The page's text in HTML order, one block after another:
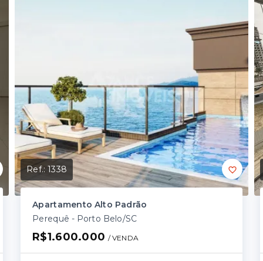
Ref.:1338
Apartamento Alto Padrão
Perequê - Porto Belo/SC
R$1.600.000 / VENDA